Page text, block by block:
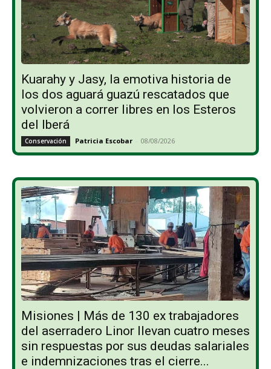
Kuarahy y Jasy, la emotiva historia de
los dos aguará guazú rescatados que
volvieron a correr libres en los Esteros
del Iberá
Conservación Patricia Escobar - 08/08/2026
Misiones | Más de 130 ex trabajadores
del aserradero Linor llevan cuatro meses
sin respuestas por sus deudas salariales
e indemnizaciones tras el cierre...